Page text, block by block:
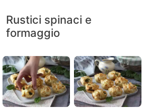
Rustici spinaci e
formaggio